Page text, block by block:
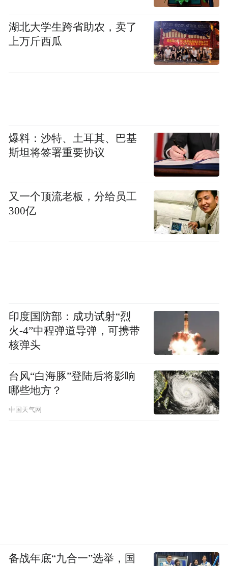
湖北大学生跨省助农，卖了
上万斤西瓜
爆料：沙特、土耳其、巴基
斯坦将签署重要协议
又一个顶流老板，分给员工
300亿
印度国防部：成功试射“烈
火-4”中程弹道导弹，可携带
核弹头
台风“白海豚”登陆后将影响
哪些地方？
中国天气网
备战年底“九合一”选举，国